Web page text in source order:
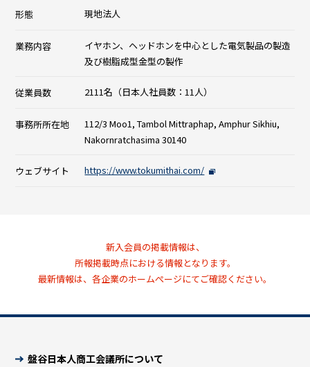
形態 現地法人
業務内容
イヤホン、ヘッドホンを中心とした電気製品の製造
及び樹脂成型金型の製作
従業員数 2111名（日本人社員数：11人）
事務所所在地
112/3 Moo1, Tambol Mittraphap, Amphur Sikhiu,
Nakornratchasima 30140
ウェブサイト https://www.tokumithai.com/
新入会員の掲載情報は、
所報掲載時点における情報となります。
最新情報は、各企業のホームぺージにてご確認ください。
盤谷日本人商工会議所について